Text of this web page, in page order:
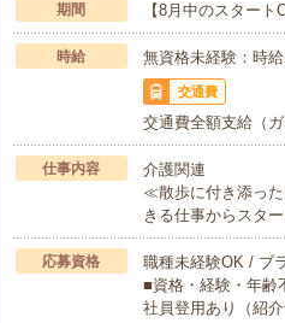
期間 【8月中のスター
時給 無資格未経験：時
交通費
交通費全額支給（ガ
仕事内容
介護関連
≪散歩に付き添っ
きる仕事からスタ
応募資格
職種未経験OK / ブ
■資格・経験・年齢
社員登用あり（紹